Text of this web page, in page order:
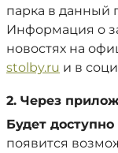
парка в данный
Информация о
новостях на
stolby.ru и в
2. Через
Будет
появится